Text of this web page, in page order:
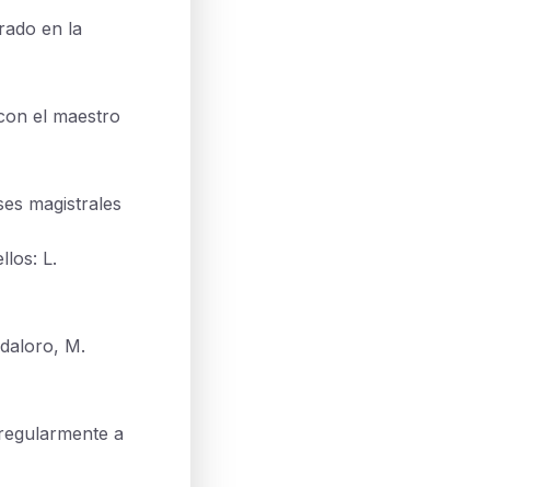
en la
el maestro
magistrales
L.
M.
a